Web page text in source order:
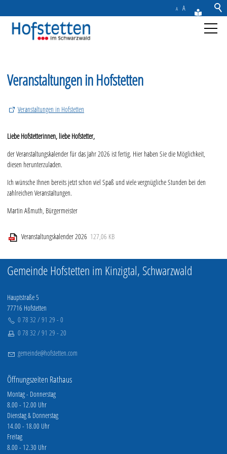
A A
Gemeinde
Rathaus & Service
Freizeit & Tourismus
Gastronomie
Solar-Freibad
E-Bike Verleih
Veranstaltungen Hofstetten
Wanderkalender
Schwarzwald Tourismus Kinzigtal e.V.
Jugendheime
Wirtschaft
Kontakt
Veranstaltungen in Hofstetten
Veranstaltungen in Hofstetten
Liebe Hofstetterinnen, liebe Hofstetter,
der Veranstaltungskalender für das Jahr 2026 ist fertig. Hier haben Sie die Möglichkeit,
diesen herunterzuladen.
Ich wünsche Ihnen bereits jetzt schon viel Spaß und viele vergnügliche Stunden bei den
zahlreichen Veranstaltungen.
Martin Aßmuth, Bürgermeister
Veranstaltungskalender 2026 127,06 KB
Gemeinde Hofstetten im Kinzigtal, Schwarzwald
Hauptstraße 5
77716 Hofstetten
0 78 32 / 91 29 - 0
0 78 32 / 91 29 - 20
g m nd h fst tt n c m
Öffnungszeiten Rathaus
Montag - Donnerstag
8.00 - 12.00 Uhr
Dienstag & Donnerstag
14.00 - 18.00 Uhr
Freitag
8.00 - 12.30 Uhr